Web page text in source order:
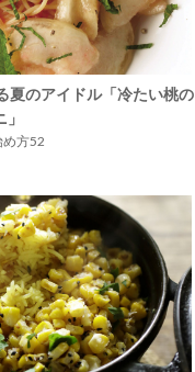
夏のアイドル「冷たい桃の
め方52